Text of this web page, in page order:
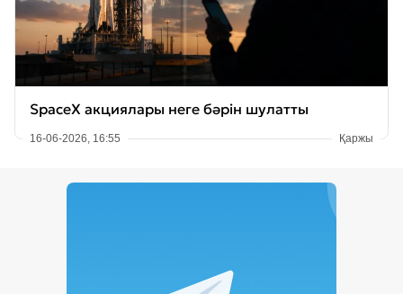
SpaceX акциялары неге бәрін шулатты
16-06-2026, 16:55 Қаржы